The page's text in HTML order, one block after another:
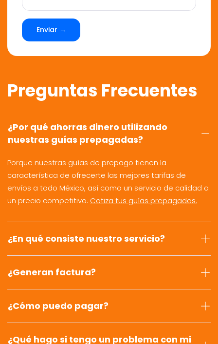
Enviar →
Preguntas Frecuentes
¿Por qué ahorras dinero utilizando
nuestras guías prepagadas?
Porque nuestras guías de prepago tienen la
característica de ofrecerte las mejores tarifas de
envíos a todo México, así como un servicio de calidad a
un precio competitivo. Cotiza tus guías prepagadas.
¿En qué consiste nuestro servicio?
¿Generan factura?
¿Cómo puedo pagar?
¿Qué hago si tengo un problema con mi